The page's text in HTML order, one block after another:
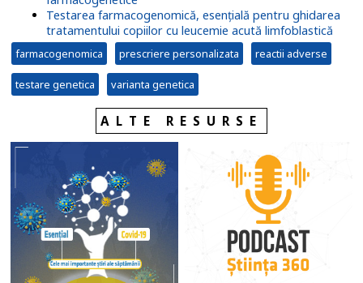
Testarea farmacogenomică, esențială pentru ghidarea
tratamentului copiilor cu leucemie acută limfoblastică
farmacogenomica prescriere personalizata reactii adverse
testare genetica varianta genetica
ALTE RESURSE